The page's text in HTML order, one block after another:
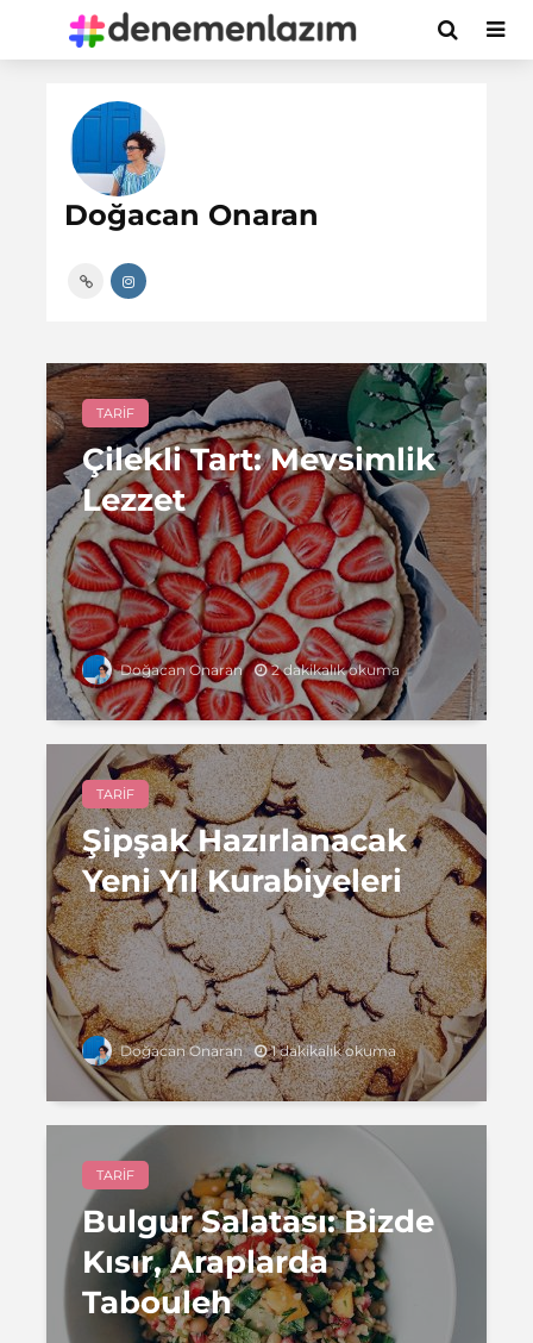
Doğacan Onaran
TARIF
Çilekli Tart: Mevsimlik
Lezzet
Doğacan Onaran 2 dakikalık okuma
TARIF
Şipşak Hazırlanacak
Yeni Yıl Kurabiyeleri
Doğacan Onaran 1 dakikalık okuma
TARIF
Bulgur Salatası: Bizde
Kısır, Araplarda
Tabouleh